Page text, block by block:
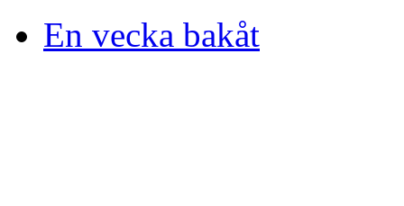
En vecka bakåt